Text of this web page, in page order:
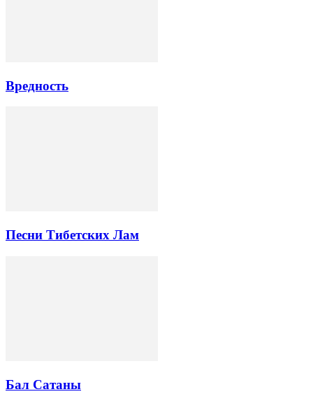
Вредность
Песни Тибетских Лам
Бал Сатаны